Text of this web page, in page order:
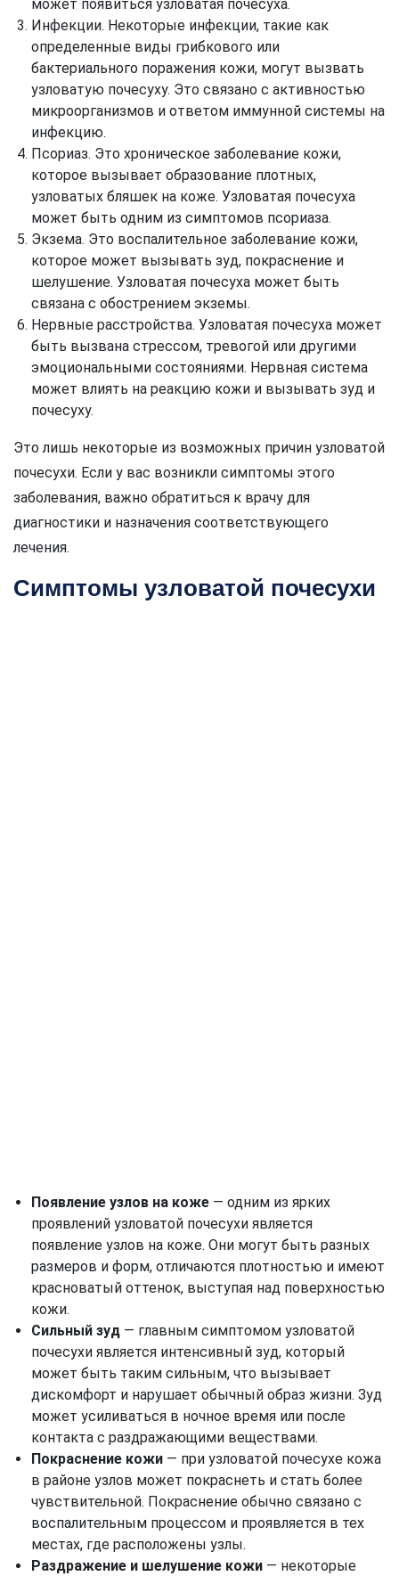
может появиться узловатая почесуха.
Инфекции. Некоторые инфекции, такие как
определенные виды грибкового или
бактериального поражения кожи, могут вызвать
узловатую почесуху. Это связано с активностью
микроорганизмов и ответом иммунной системы на
инфекцию.
Псориаз. Это хроническое заболевание кожи,
которое вызывает образование плотных,
узловатых бляшек на коже. Узловатая почесуха
может быть одним из симптомов псориаза.
Экзема. Это воспалительное заболевание кожи,
которое может вызывать зуд, покраснение и
шелушение. Узловатая почесуха может быть
связана с обострением экземы.
Нервные расстройства. Узловатая почесуха может
быть вызвана стрессом, тревогой или другими
эмоциональными состояниями. Нервная система
может влиять на реакцию кожи и вызывать зуд и
почесуху.
Это лишь некоторые из возможных причин узловатой
почесухи. Если у вас возникли симптомы этого
заболевания, важно обратиться к врачу для
диагностики и назначения соответствующего
лечения.
Симптомы узловатой почесухи
Появление узлов на коже — одним из ярких
проявлений узловатой почесухи является
появление узлов на коже. Они могут быть разных
размеров и форм, отличаются плотностью и имеют
красноватый оттенок, выступая над поверхностью
кожи.
Сильный зуд — главным симптомом узловатой
почесухи является интенсивный зуд, который
может быть таким сильным, что вызывает
дискомфорт и нарушает обычный образ жизни. Зуд
может усиливаться в ночное время или после
контакта с раздражающими веществами.
Покраснение кожи — при узловатой почесухе кожа
в районе узлов может покраснеть и стать более
чувствительной. Покраснение обычно связано с
воспалительным процессом и проявляется в тех
местах, где расположены узлы.
Раздражение и шелушение кожи — некоторые